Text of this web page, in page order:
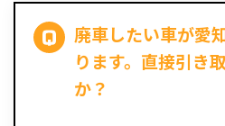
廃車したい車が愛
ります。直接引き
か？